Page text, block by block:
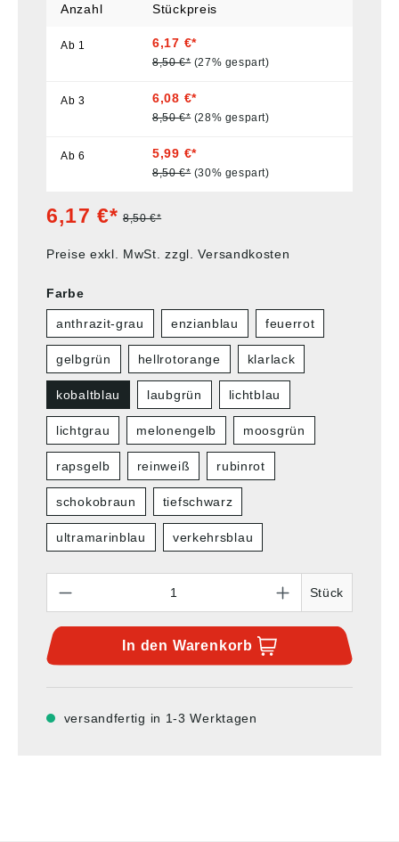
Anzahl Stückpreis
Ab 1 6,17 €*
8,50 €* (27% gespart)
Ab 3 6,08 €*
8,50 €* (28% gespart)
Ab 6 5,99 €*
8,50 €* (30% gespart)
6,17 €* 8,50 €*
Preise exkl. MwSt. zzgl. Versandkosten
Farbe
anthrazit-grau enzianblau feuerrot
gelbgrün hellrotorange klarlack
kobaltblau laubgrün lichtblau
lichtgrau melonengelb moosgrün
rapsgelb reinweiß rubinrot
schokobraun tiefschwarz
ultramarinblau verkehrsblau
Stück
In den Warenkorb
versandfertig in 1-3 Werktagen